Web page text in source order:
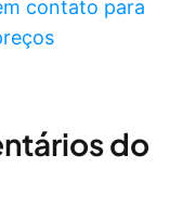
contato para
do